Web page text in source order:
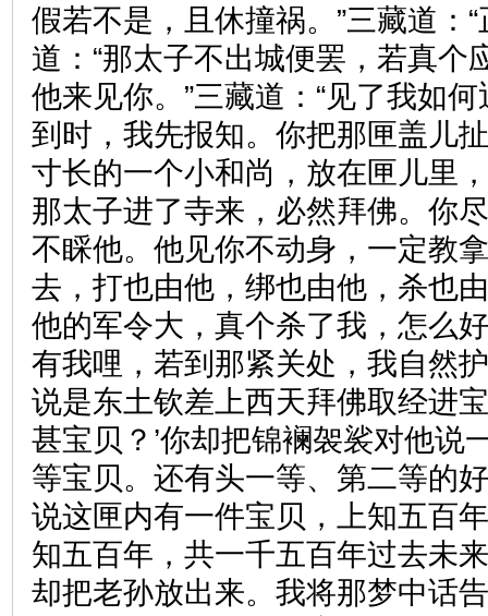
假若不是，且休撞祸。”三藏道：
道：“那太子不出城便罢，若真个
他来见你。”三藏道：“见了我如何
到时，我先报知。你把那匣盖儿
寸长的一个小和尚，放在匣儿里
那太子进了寺来，必然拜佛。你
不睬他。他见你不动身，一定教
去，打也由他，绑也由他，杀也
他的军令大，真个杀了我，怎么
有我哩，若到那紧关处，我自然
说是东土钦差上西天拜佛取经进
甚宝贝？’你却把锦襕袈裟对他说
等宝贝。还有头一等、第二等的
说这匣内有一件宝贝，上知五百
知五百年，共一千五百年过去未
却把老孙放出来。我将那梦中话